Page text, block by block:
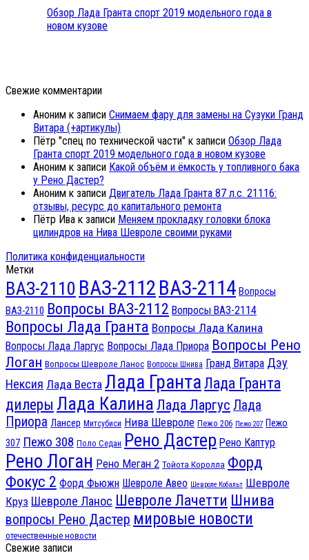
Обзор Лада Гранта спорт 2019 модельного года в
новом кузове
Свежие комментарии
Аноним к записи Снимаем фару для замены на Сузуки Гранд
Витара (+артикулы)
Пётр "спец по технической части" к записи Обзор Лада
Гранта спорт 2019 модельного года в новом кузове
Аноним к записи Какой объём и ёмкость у топливного бака
у Рено Дастер?
Аноним к записи Двигатель Лада Гранта 87 л.с. 21116:
отзывы, ресурс до капитального ремонта
Пётр Ива к записи Меняем прокладку головки блока
цилиндров на Нива Шевроле своими руками
Политика конфиденциальности
Метки
ВАЗ-2110 ВАЗ-2112 ВАЗ-2114 Вопросы
ВАЗ-2110 Вопросы ВАЗ-2112 Вопросы ВАЗ-2114
Вопросы Лада Гранта Вопросы Лада Калина
Вопросы Лада Ларгус Вопросы Лада Приора Вопросы Рено
Логан Вопросы Шевроле Ланос Вопросы Шнива Гранд Витара Дэу
Нексия Лада Веста Лада Гранта Лада Гранта
дилеры Лада Калина Лада Ларгус Лада
Приора Лансер Митсубиси Нива Шевроле Пежо 206 Пежо 207 Пежо
307 Пежо 308 Поло Седан Рено Дастер Рено Каптур
Рено Логан Рено Меган 2 Тойота Королла Форд
Фокус 2 Форд Фьюжн Шевроле Авео Шевроле Кобальт Шевроле
Круз Шевроле Ланос Шевроле Лачетти Шнива
вопросы Рено Дастер мировые новости
отечественные новости
Свежие записи